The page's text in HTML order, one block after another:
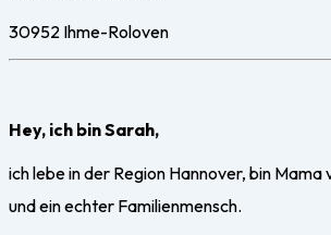
30952 Ihme-Roloven
Hey, ich bin Sarah,
ich lebe in der Region Hannover, bin Mama
und ein echter Familienmensch.